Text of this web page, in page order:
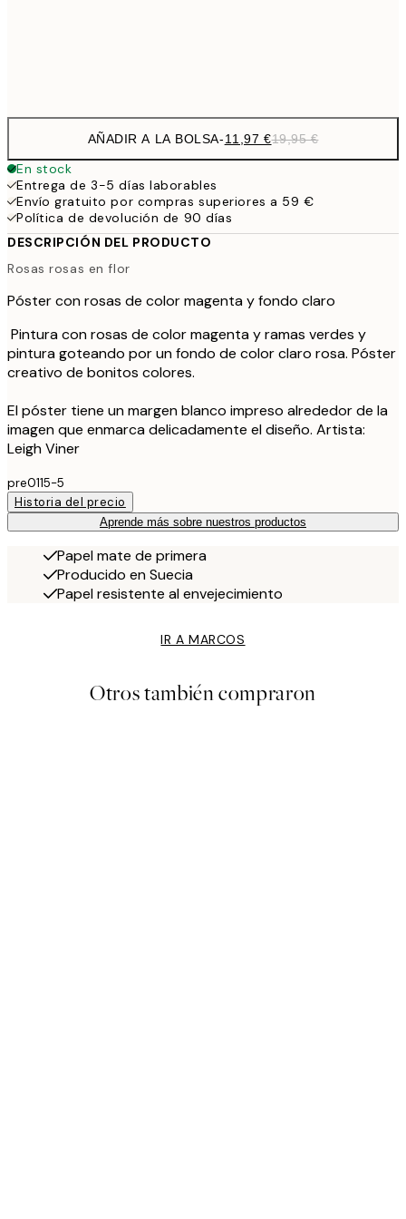
AÑADIR A LA BOLSA-11,97 €19,95 €
En stock
Entrega de 3-5 días laborables
Envío gratuito por compras superiores a 59 €
Política de devolución de 90 días
DESCRIPCIÓN DEL PRODUCTO
Rosas rosas en flor
Póster con rosas de color magenta y fondo claro
Pintura con rosas de color magenta y ramas verdes y
pintura goteando por un fondo de color claro rosa. Póster
creativo de bonitos colores.
El póster tiene un margen blanco impreso alrededor de la
imagen que enmarca delicadamente el diseño. Artista:
Leigh Viner
pre0115-5
Historia del precio
Aprende más sobre nuestros productos
Papel mate de primera
Producido en Suecia
Papel resistente al envejecimiento
IR A MARCOS
Otros también compraron